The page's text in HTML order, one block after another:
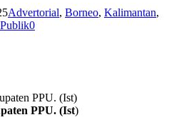
Advertorial, Borneo, Kalimantan,
0
PPU. (Ist)